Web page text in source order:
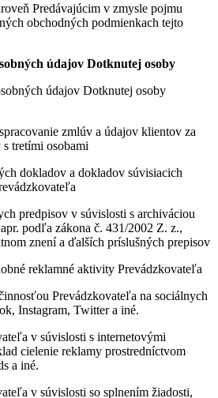
Predávajúcim v zmysle pojmu
obchodných podmienkach tejto
údajov Dotknutej osoby
údajov Dotknutej osoby
zmlúv a údajov klientov za
tretími osobami
dokladov a dokladov súvisiacich
predpisov v súvislosti s archiváciou
podľa zákona č. 431/2002 Z. z.,
znení a ďalších príslušných prepisov
reklamné aktivity Prevádzkovateľa
Prevádzkovateľa na sociálnych
Instagram, Twitter a iné.
v súvislosti s internetovými
cielenie reklamy prostredníctvom
a iné.
v súvislosti so splnením žiadosti,